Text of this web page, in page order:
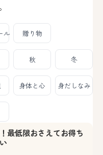
ル 贈り物
秋 冬
身体と心 身だしなみ
最低限おさえてお得ち